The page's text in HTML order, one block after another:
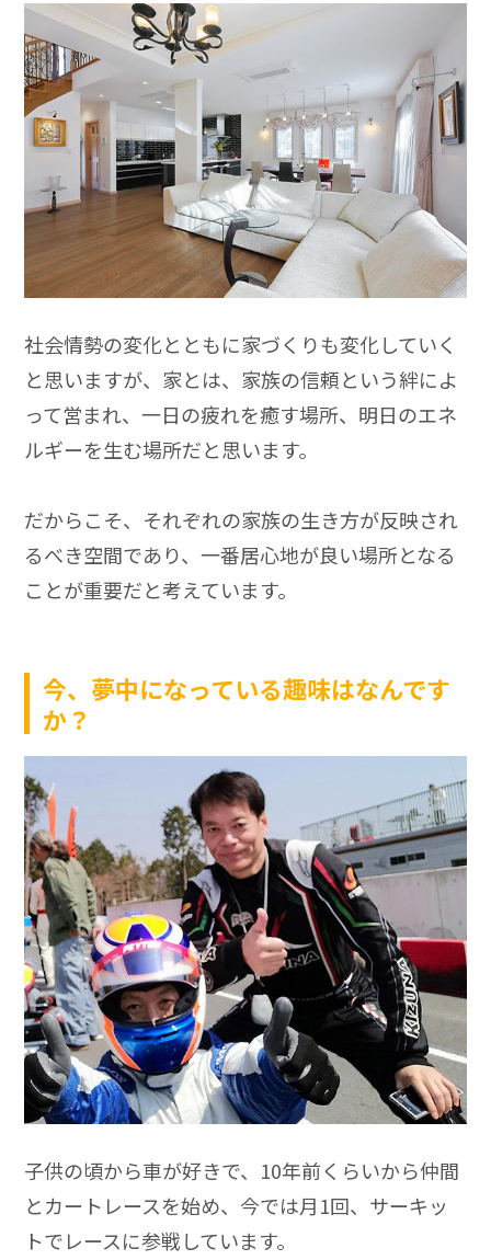
社会情勢の変化とともに家づくりも変化していく
と思いますが、家とは、家族の信頼という絆によ
って営まれ、一日の疲れを癒す場所、明日のエネ
ルギーを生む場所だと思います。
だからこそ、それぞれの家族の生き方が反映され
るべき空間であり、一番居心地が良い場所となる
ことが重要だと考えています。
今、夢中になっている趣味はなんです
か？
子供の頃から車が好きで、10年前くらいから仲間
とカートレースを始め、今では月1回、サーキッ
トでレースに参戦しています。